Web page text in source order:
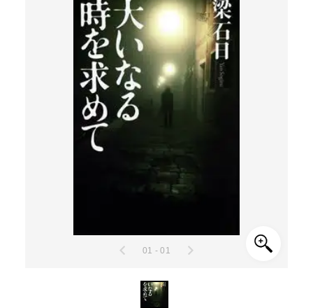
01 - 01